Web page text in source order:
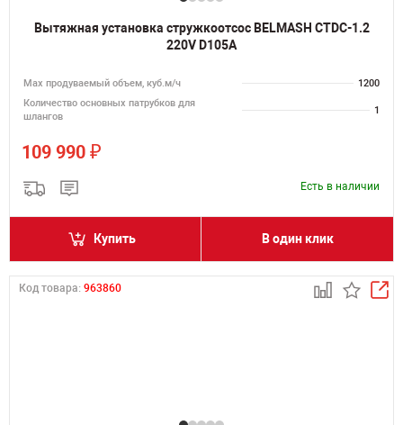
Вытяжная установка стружкоотсос BELMASH CTDC-1.2
220V D105A
Мах продуваемый объем, куб.м/ч
1200
Количество основных патрубков для
шлангов
1
109 990 ₽
Есть в наличии
Купить В один клик
Код товара: 963860